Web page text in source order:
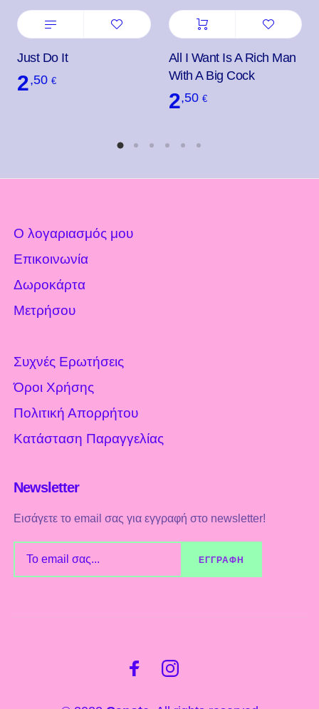
Just Do It
2,50 €
All I Want Is A Rich Man
With A Big Cock
2,50€
Ο λογαριασμός μου
Επικοινωνία
Δωροκάρτα
Μετρήσου
Συχνές Ερωτήσεις
Όροι Χρήσης
Πολιτική Απορρήτου
Κατάσταση Παραγγελίας
Newsletter
Εισάγετε το email σας για εγγραφή στο newsletter!